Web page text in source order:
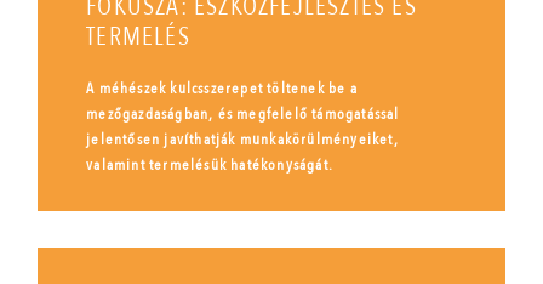
TERMELÉS
A méhészek kulcsszerepet töltenek be a
mezőgazdaságban, és megfelelő támogatással
jelentősen javíthatják munkakörülményeiket,
valamint termelésük hatékonyságát.